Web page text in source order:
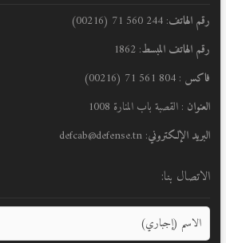
رقم الهاتف: 244 560 71 (00216)
رقم الهاتف المبسط: 1862
فاكس : 804 561 71 (00216)
العنوان : القصبة باب المنارة 1008
البريد الإلكتروني: defcab@defense.tn
الاتصال بنا: